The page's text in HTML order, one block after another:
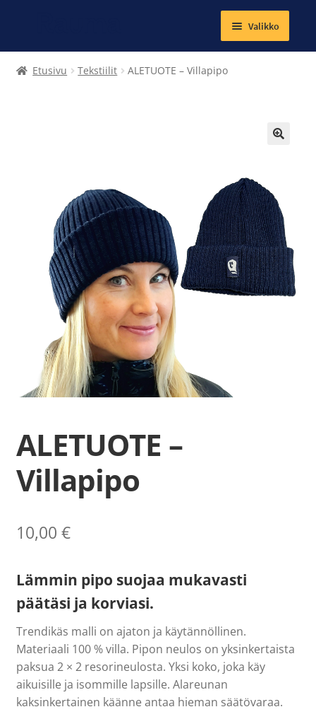
Valikko
Laajenna
Muut tuotteet
Ateria- ja välipalamaksut
Laajenna
alemman
tason
valikko
Kuntosalit
Ilmoittautumiset
Lipunmyynti
Museokauppa
English
Etusivu Tekstiilit ALETUOTE – Villapipo
ALETUOTE –
Villapipo
10,00 €
Lämmin pipo suojaa mukavasti
päätäsi ja korviasi.
Trendikäs malli on ajaton ja käytännöllinen.
Materiaali 100 % villa. Pipon neulos on yksinkertaista
paksua 2 × 2 resorineulosta. Yksi koko, joka käy
aikuisille ja isommille lapsille. Alareunan
kaksinkertainen käänne antaa hieman säätövaraa.